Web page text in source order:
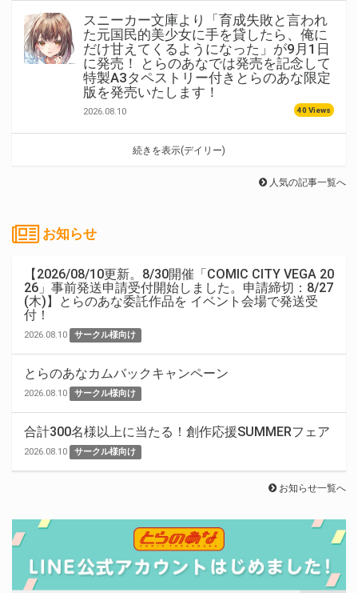
スニーカー文庫より「育成失敗と言われ
た元国民的美少女に手を貸したら、俺に
だけ甘えてくるようになった」が9月1日
に発売！ とらのあなでは発売を記念して
特製A3タペストリー付きとらのあな限定
版を発売いたします！
2026.08.10 40 Views
続きを表示(デイリー)
人気の記事一覧へ
お知らせ
【2026/08/10更新。8/30開催「COMIC CITY VEGA 20
26」事前発送申請受付開始しました。申請締切：8/27
(木)】とらのあな委託作品を イベント会場で発送受
付！
2026.08.10 サークル様向け
とらのあなカムバックキャンペーン
2026.08.10 サークル様向け
合計300名様以上に当たる！創作応援SUMMERフェア
2026.08.10 サークル様向け
お知らせ一覧へ